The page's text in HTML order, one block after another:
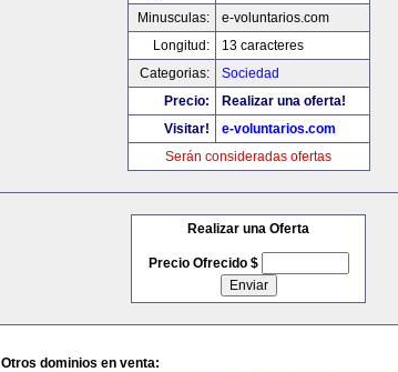
Minusculas:
e-voluntarios.com
Longitud:
13 caracteres
Categorias:
Sociedad
Precio:
Realizar una oferta!
Visitar!
e-voluntarios.com
Serán consideradas ofertas
Realizar una Oferta
Precio Ofrecido $
Otros dominios en venta: